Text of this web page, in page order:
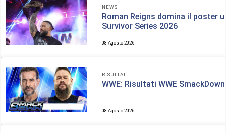
NEWS
Roman Reigns domina il poster
Survivor Series 2026
08 Agosto 2026
RISULTATI
WWE: Risultati WWE
08 Agosto 2026